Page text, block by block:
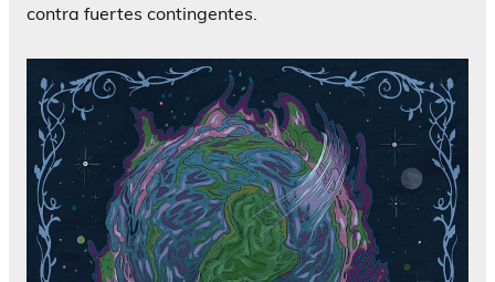
contra fuertes contingentes.